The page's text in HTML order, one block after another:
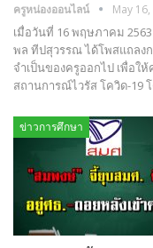
ครูหน่องออนไลน์ May
เมื่อวันที่ 16 พฤษภาคม
พล ทีปสุวรรณ ได้โพสแถลง
จำเป็นของครูออกไป เพื่อใ
สถานการณ์ไวรัส โควิด-19
ข่าวการศึกษา